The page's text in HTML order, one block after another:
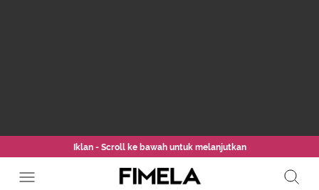
Iklan - Scroll ke bawah untuk melanjutkan